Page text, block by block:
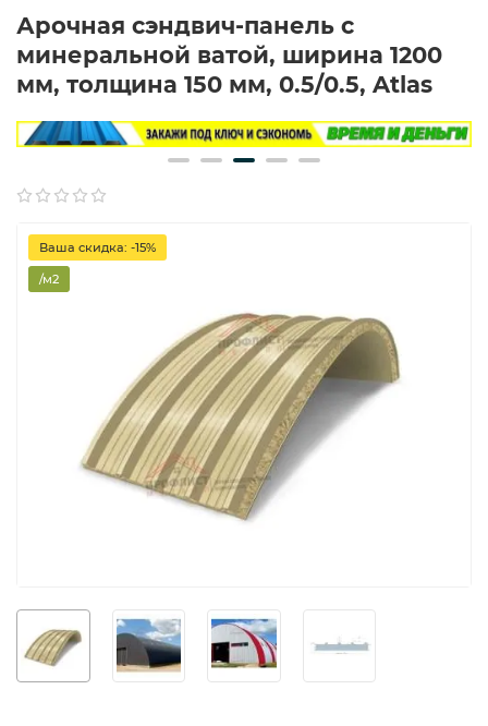
Арочная сэндвич-панель с
минеральной ватой, ширина 1200
мм, толщина 150 мм, 0.5/0.5, Atlas
Ваша скидка: -15%
/м2